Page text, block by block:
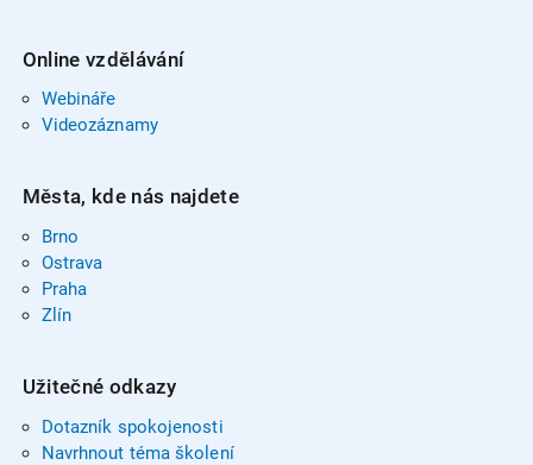
Online vzdělávání
Webináře
Videozáznamy
Města, kde nás najdete
Brno
Ostrava
Praha
Zlín
Užitečné odkazy
Dotazník spokojenosti
Navrhnout téma školení